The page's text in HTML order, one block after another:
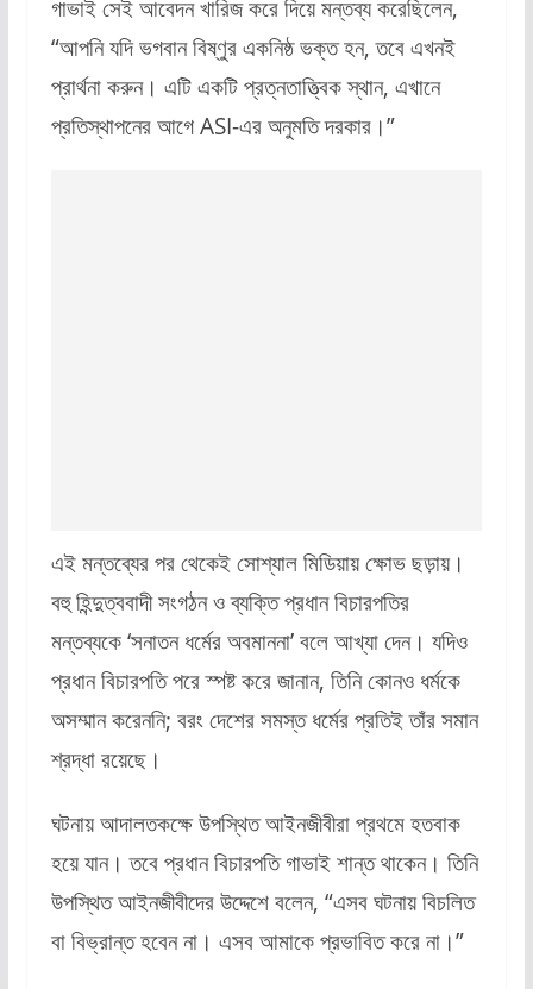
গাভাই সেই আবেদন খারিজ করে দিয়ে মন্তব্য করেছিলেন,
“আপনি যদি ভগবান বিষ্ণুর একনিষ্ঠ ভক্ত হন, তবে এখনই
প্রার্থনা করুন। এটি একটি প্রত্নতাত্ত্বিক স্থান, এখানে
প্রতিস্থাপনের আগে ASI-এর অনুমতি দরকার।”
এই মন্তব্যের পর থেকেই সোশ্যাল মিডিয়ায় ক্ষোভ ছড়ায়।
বহু হিন্দুত্ববাদী সংগঠন ও ব্যক্তি প্রধান বিচারপতির
মন্তব্যকে ‘সনাতন ধর্মের অবমাননা’ বলে আখ্যা দেন। যদিও
প্রধান বিচারপতি পরে স্পষ্ট করে জানান, তিনি কোনও ধর্মকে
অসম্মান করেননি; বরং দেশের সমস্ত ধর্মের প্রতিই তাঁর সমান
শ্রদ্ধা রয়েছে।
ঘটনায় আদালতকক্ষে উপস্থিত আইনজীবীরা প্রথমে হতবাক
হয়ে যান। তবে প্রধান বিচারপতি গাভাই শান্ত থাকেন। তিনি
উপস্থিত আইনজীবীদের উদ্দেশে বলেন, “এসব ঘটনায় বিচলিত
বা বিভ্রান্ত হবেন না। এসব আমাকে প্রভাবিত করে না।”